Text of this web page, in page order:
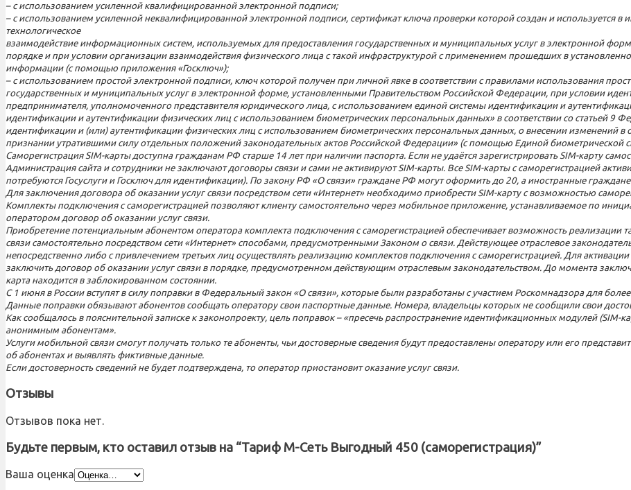
– с использованием усиленной квалифицированной электронной подписи;
– с использованием усиленной неквалифицированной электронной подписи, сертификат ключа проверки которой создан и используется
технологическое
взаимодействие информационных систем, используемых для предоставления государственных и муниципальных услуг в электронной
порядке и при условии организации взаимодействия физического лица с такой инфраструктурой с применением прошедших в
информации (с помощью приложения «Госключ»);
– с использованием простой электронной подписи, ключ которой получен при личной явке в соответствии с правилами использования
государственных и муниципальных услуг в электронной форме, установленными Правительством Российской Федерации, при условии
предпринимателя, уполномоченного представителя юридического лица, с использованием единой системы идентификации и
идентификации и аутентификации физических лиц с использованием биометрических персональных данных» в соответствии со статьей
идентификации и (или) аутентификации физических лиц с использованием биометрических персональных данных, о внесении изменений
признании утратившими силу отдельных положений законодательных актов Российской Федерации» (с помощью Единой биометрической
Саморегистрация SIM-карты доступна гражданам РФ старше 14 лет при наличии паспорта. Если не удаётся зарегистрировать SIM-карту
Администрация сайта и сотрудники не заключают договоры связи и сами не активируют SIM-карты. Все SIM-карты с саморегистрацией
потребуются Госуслуги и Госключ для идентификации). По закону РФ «О связи» граждане РФ могут оформить до 20, а иностранные
Для заключения договора об оказании услуг связи посредством сети «Интернет» необходимо приобрести SIM-карту с возможностью
Комплекты подключения с саморегистрацией позволяют клиенту самостоятельно через мобильное приложение, устанавливаемое по
оператором договор об оказании услуг связи.
Приобретение потенциальным абонентом оператора комплекта подключения с саморегистрацией обеспечивает возможность реализации
связи самостоятельно посредством сети «Интернет» способами, предусмотренными Законом о связи. Действующее отраслевое
непосредственно либо с привлечением третьих лиц осуществлять реализацию комплектов подключения с саморегистрацией. Для
заключить договор об оказании услуг связи в порядке, предусмотренном действующим отраслевым законодательством. До момента
карта находится в заблокированном состоянии.
С 1 июня в России вступят в силу поправки в Федеральный закон «О связи», которые были разработаны с участием Роскомнадзора для
Данные поправки обязывают абонентов сообщать оператору свои паспортные данные. Номера, владельцы которых не сообщили свои
Как сообщалось в пояснительной записке к законопроекту, цель поправок – «пресечь распространение идентификационных модулей (SIM-
анонимным абонентам».
Услуги мобильной связи смогут получать только те абоненты, чьи достоверные сведения будут предоставлены оператору или его
об абонентах и выявлять фиктивные данные.
Если достоверность сведений не будет подтверждена, то оператор приостановит оказание услуг связи.
Отзывы
Отзывов пока нет.
Будьте первым, кто оставил отзыв на “Тариф М-Сеть Выгодный 450 (саморегистрация)”
Ваша оценка